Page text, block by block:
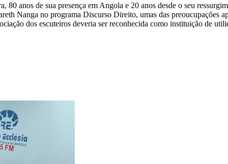
anos de sua presença em Angola e 20 anos desde o seu
Nanga no programa Discurso Direito, umas das preoucupações
dos escuteiros deveria ser reconhecida como instituição de